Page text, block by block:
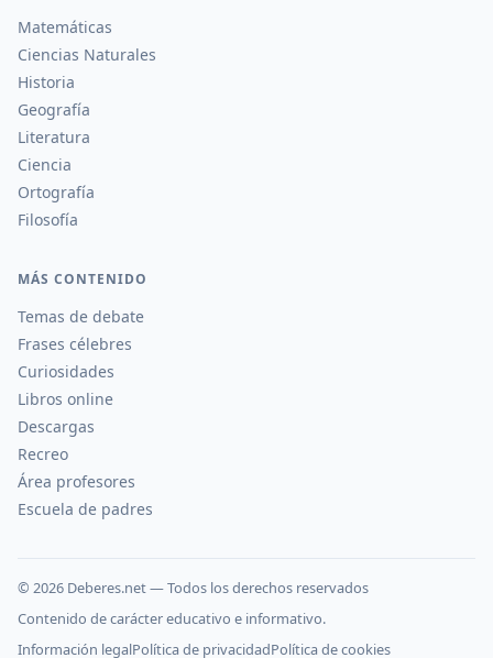
Matemáticas
Ciencias Naturales
Historia
Geografía
Literatura
Ciencia
Ortografía
Filosofía
MÁS CONTENIDO
Temas de debate
Frases célebres
Curiosidades
Libros online
Descargas
Recreo
Área profesores
Escuela de padres
© 2026 Deberes.net — Todos los derechos reservados
Contenido de carácter educativo e informativo.
Información legalPolítica de privacidadPolítica de cookies